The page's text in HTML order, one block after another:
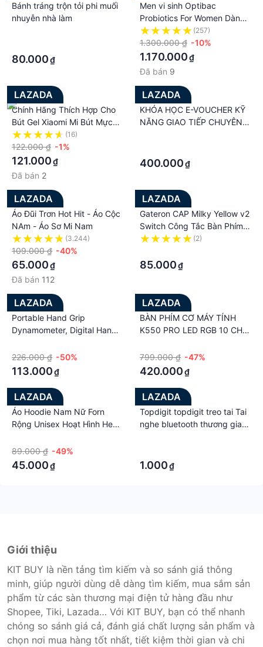
Bánh tráng trộn tỏi phi muối
nhuyễn nhà làm
80.000₫
Men vi sinh Optibac
Probiotics For Women Dành
Cho Phụ Nữ bổ sung lợi
khuẩn giúp cân bằng hệ vi
sinh vùng kin và chăm sóc
sức khỏe niệu dục
(257)
1.300.000 ₫ -10%
1.170.000₫
Đã bán 9
LAZADA
Chính Hãng Thích Hợp Cho
Bút Gel Xiaomi Mi Bút Mực
Không Nắp Màu Đen 0.5Mm
Ngòi MIKRON Thụy Sĩ Mịn
Mực Nhật Bản OEM Màu
Xanh Dương
(16)
122.000 ₫ -1%
121.000₫
Đã bán 2
LAZADA
KHÓA HỌC E-VOUCHER KỸ
NĂNG GIAO TIẾP CHUYÊN
400.000₫
LAZADA
Áo Đũi Trơn Hot Hit - Áo Cộc
NAm - Áo Sơ Mi Nam
(3.244)
109.000 ₫ -40%
65.000₫
Đã bán 112
LAZADA
Gateron CAP Milky Yellow v2
Switch Công Tắc Bàn Phím
Cơ Gat CAP Milky v2 Linear
(2)
85.000₫
LAZADA
Portable Hand Grip
Dynamometer, Digital Hand
Strengthener Exercise
Measurement Wrist
Strengthener
226.000 ₫ -50%
113.000₫
LAZADA
BÀN PHÍM CƠ MÁY TÍNH
K550 PRO LED RGB 10 CHẾ
CHƠI GÊM MANG LẠI TRẢI
NGHIỆM CỰC ĐÃ CHO GÊM
799.000 ₫ -47%
420.000₫
LAZADA
Áo Hoodie Nam Nữ Forn
Rộng Unisex Hoạt Hình Heo
Mềm Mại , Áo Khoác Nỉ Chui
Đầu Style Ulzzang Hàn Quốc
HOT TREND TTSLB0514
89.000 ₫ -49%
45.000₫
LAZADA
Topdigit topdigit treo tai Tai
nghe bluetooth thương gia
lời/treo lên/từ chối Tai nghe
cho IOS Android
1.000₫
Giới thiệu
KIT BUY là nền tảng tìm kiếm và so sánh giá thông
minh, giúp người dùng dễ dàng tìm kiếm, mua sắm sản
phẩm từ các sàn thương mại điện tử hàng đầu như
Shopee, Tiki, Lazada… Với KIT BUY, bạn có thể nhanh
chóng so sánh giá cả, đánh giá chất lượng sản phẩm và
chọn nơi mua hàng tốt nhất, tiết kiệm thời gian và chi